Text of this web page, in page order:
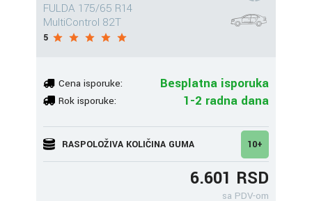
FULDA 175/65 R14
MultiControl 82T
5
Cena isporuke: Besplatna isporuka
Rok isporuke: 1-2 radna dana
RASPOLOŽIVA KOLIČINA GUMA 10+
6.601 RSD
sa PDV-om